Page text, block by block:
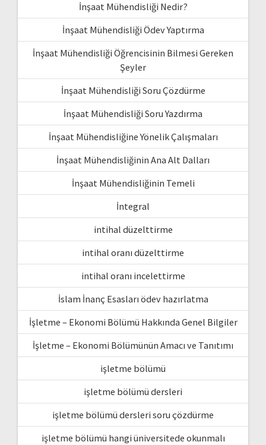
İnşaat Mühendisliği Nedir?
İnşaat Mühendisliği Ödev Yaptırma
İnşaat Mühendisliği Öğrencisinin Bilmesi Gereken
Şeyler
İnşaat Mühendisliği Soru Çözdürme
İnşaat Mühendisliği Soru Yazdırma
İnşaat Mühendisliğine Yönelik Çalışmaları
İnşaat Mühendisliğinin Ana Alt Dalları
İnşaat Mühendisliğinin Temeli
İntegral
intihal düzelttirme
intihal oranı düzelttirme
intihal oranı incelettirme
İslam İnanç Esasları ödev hazırlatma
İşletme – Ekonomi Bölümü Hakkında Genel Bilgiler
İşletme – Ekonomi Bölümünün Amacı ve Tanıtımı
işletme bölümü
işletme bölümü dersleri
işletme bölümü dersleri soru çözdürme
işletme bölümü hangi üniversitede okunmalı